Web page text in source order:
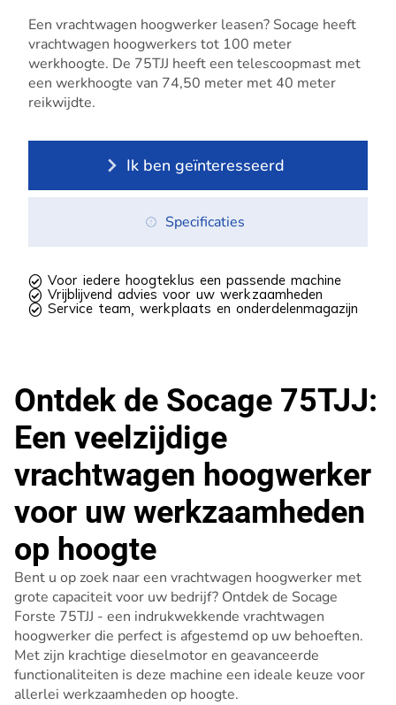
Een vrachtwagen hoogwerker leasen? Socage heeft
vrachtwagen hoogwerkers tot 100 meter
werkhoogte. De 75TJJ heeft een telescoopmast met
een werkhoogte van 74,50 meter met 40 meter
reikwijdte.
 Voor iedere hoogteklus een passende machine
 Vrijblijvend advies voor uw werkzaamheden
 Service team, werkplaats en onderdelenmagazijn
Ik ben geïnteresseerd
Specificaties
Ontdek de Socage 75TJJ:
Een veelzijdige
vrachtwagen hoogwerker
voor uw werkzaamheden
op hoogte
Bent u op zoek naar een vrachtwagen hoogwerker met
grote capaciteit voor uw bedrijf? Ontdek de Socage
Forste 75TJJ - een indrukwekkende vrachtwagen
hoogwerker die perfect is afgestemd op uw behoeften.
Met zijn krachtige dieselmotor en geavanceerde
functionaliteiten is deze machine een ideale keuze voor
allerlei werkzaamheden op hoogte.